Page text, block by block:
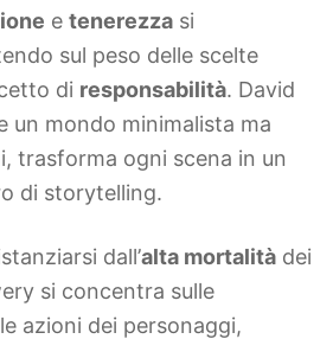
e tenerezza si
sul peso delle scelte
di responsabilità. David
un mondo minimalista ma
trasforma ogni scena in un
di storytelling.
dall’alta mortalità dei
si concentra sulle
azioni dei personaggi,